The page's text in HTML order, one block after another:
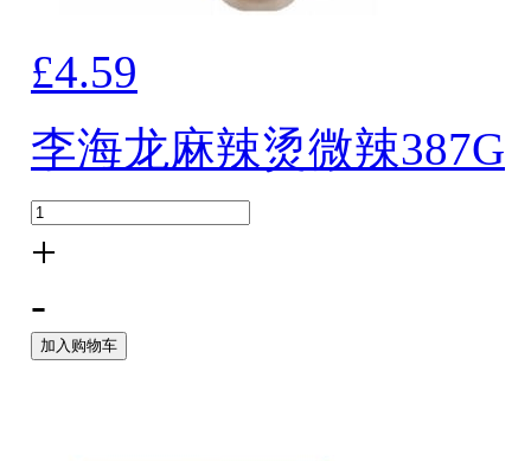
£4.59
李海龙麻辣烫微辣387G
+
-
加入购物车